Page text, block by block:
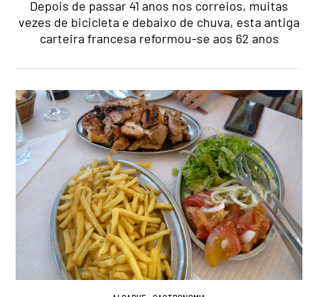
Depois de passar 41 anos nos correios, muitas
vezes de bicicleta e debaixo de chuva, esta antiga
carteira francesa reformou-se aos 62 anos